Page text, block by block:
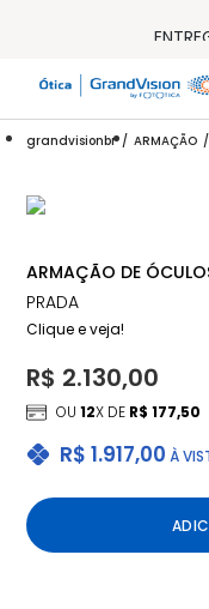
32% OFF
FRETE
15% OFF NA PRIMEIRA
grandvisionbr ARMAÇÃO
ARMAÇÃO DE
PRADA
Clique e veja!
R$ 1.917,00 À
R$ 2.130,00
OU12X DE R$ 177,50